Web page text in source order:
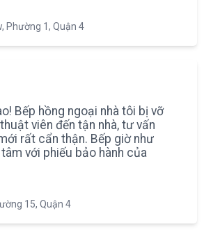
Phường 1, Quận 4
Bếp hồng ngoại nhà tôi bị vỡ
viên đến tận nhà, tư vấn
rất cẩn thận. Bếp giờ như
với phiếu bảo hành của
15, Quận 4